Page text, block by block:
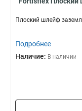
Плоский шлейф
Подробнее
Наличие: В наличии